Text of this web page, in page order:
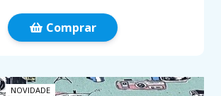
Comprar
NOVIDADE